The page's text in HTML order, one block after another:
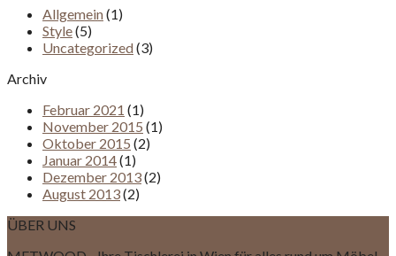
Allgemein(1)
Style(5)
Uncategorized(3)
Archiv
Februar 2021 (1)
November 2015 (1)
Oktober 2015 (2)
Januar 2014(1)
Dezember 2013(2)
August 2013(2)
ÜBER UNS